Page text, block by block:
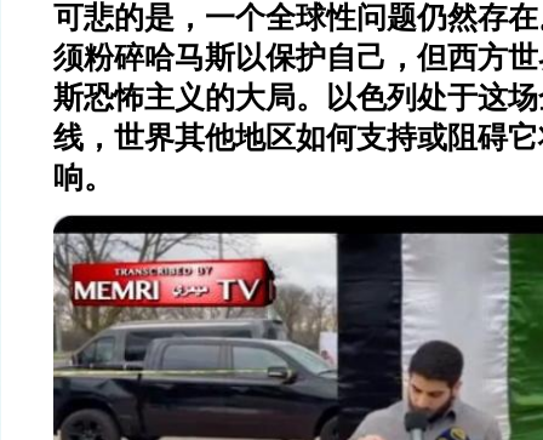
可悲的是，一个全球性问题仍然存
须粉碎哈马斯以保护自己，但西方
斯恐怖主义的大局。以色列处于这
线，世界其他地区如何支持或阻碍
响。